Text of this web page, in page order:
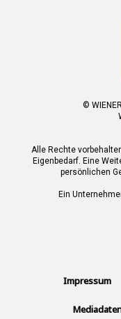
©
Alle Rechte
Eigenbedarf. Eine
persönlichen
Ein
Impressum